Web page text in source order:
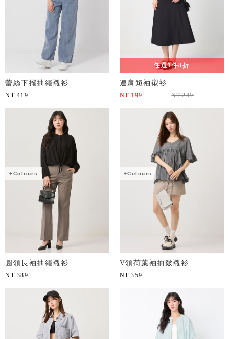
蕾絲下擺抽繩襯衫
NT. 419
任選1件8折
連肩短袖襯衫
NT. 199 NT.249
+Colours
圓領長袖抽繩襯衫
NT. 389
+Colours
V領荷葉袖抽皺襯衫
NT.359